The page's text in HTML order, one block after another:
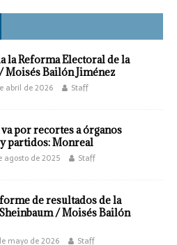
la Reforma Electoral de la
Moisés Bailón Jiménez
abril de 2026 Staff
por recortes a órganos
partidos: Monreal
agosto de 2025 Staff
de resultados de la
/ Moisés Bailón
mayo de 2026 Staff